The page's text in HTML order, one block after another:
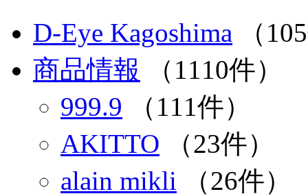
D-Eye Kagoshima （
商品情報 （1110件）
999.9 （111件）
AKITTO （23件）
alain mikli （26件）